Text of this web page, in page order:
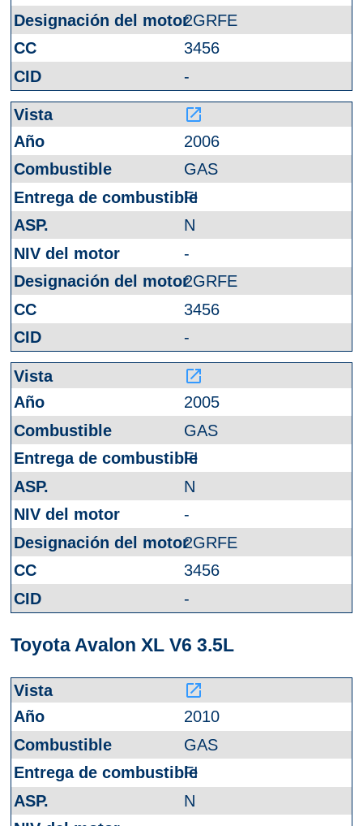
2GRFE
3456
-
launch
2006
GAS
FI
N
-
2GRFE
3456
-
launch
2005
GAS
FI
N
-
2GRFE
3456
-
Toyota Avalon XL V6 3.5L
launch
2010
GAS
FI
N